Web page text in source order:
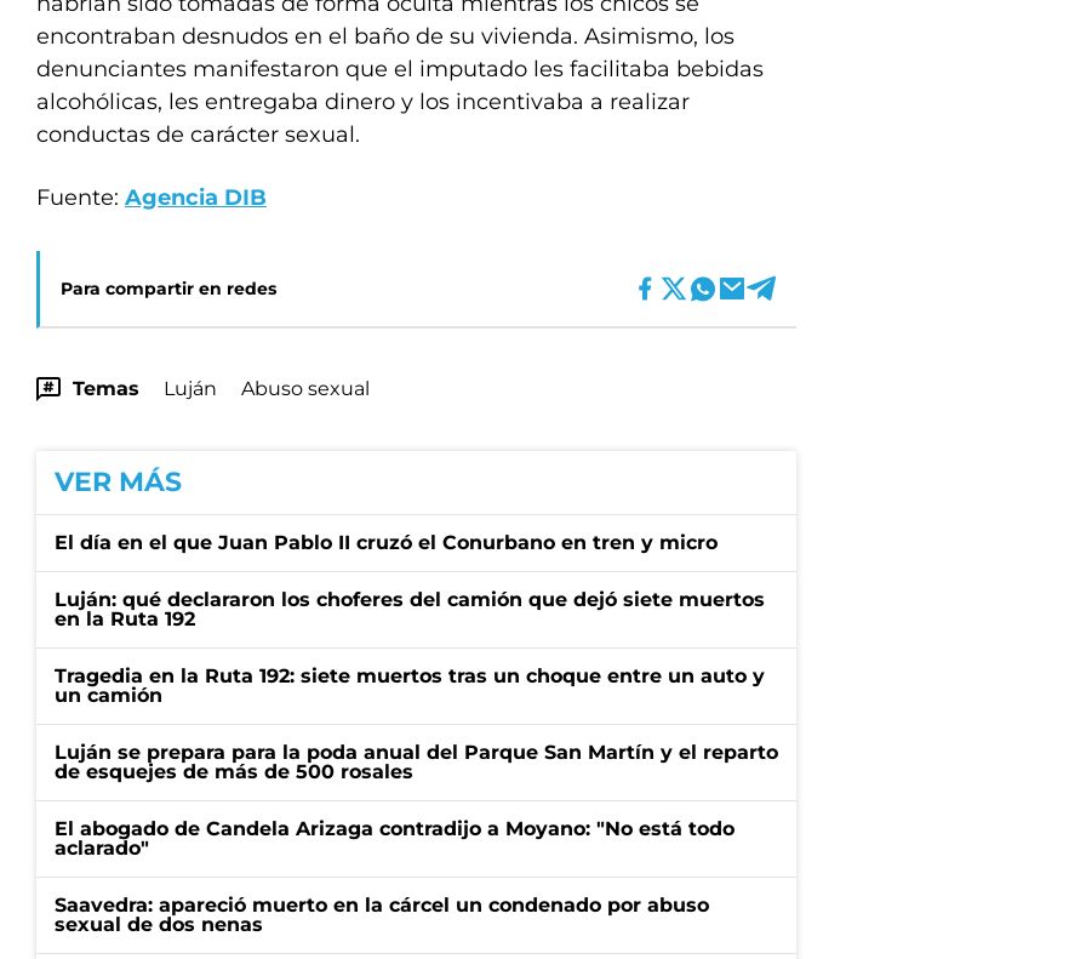
encontraban desnudos en el baño de su vivienda. Asimismo, los
denunciantes manifestaron que el imputado les facilitaba bebidas
alcohólicas, les entregaba dinero y los incentivaba a realizar
conductas de carácter sexual.
Fuente: Agencia DIB
Para compartir en redes
Temas Luján Abuso sexual
VER MÁS
El día en el que Juan Pablo II cruzó el Conurbano en tren y micro
Luján: qué declararon los choferes del camión que dejó siete muertos
en la Ruta 192
Tragedia en la Ruta 192: siete muertos tras un choque entre un auto y
un camión
Luján se prepara para la poda anual del Parque San Martín y el reparto
de esquejes de más de 500 rosales
El abogado de Candela Arizaga contradijo a Moyano: "No está todo
aclarado"
Saavedra: apareció muerto en la cárcel un condenado por abuso
sexual de dos nenas